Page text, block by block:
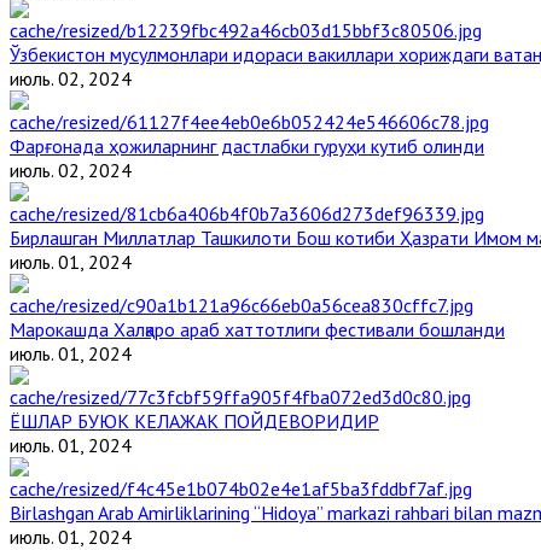
Ўзбекистон мусулмонлари идораси вакиллари хориждаги
июль. 02, 2024
Фарғонада ҳожиларнинг дастлабки гуруҳи кутиб олинди
июль. 02, 2024
Бирлашган Миллатлар Ташкилоти Бош котиби Ҳазрати Имом
июль. 01, 2024
Марокашда Халқаро араб хаттотлиги фестивали бошланди
июль. 01, 2024
ЁШЛАР БУЮК КЕЛАЖАК ПОЙДЕВОРИДИР
июль. 01, 2024
Birlashgan Arab Amirliklarining “Hidoya” markazi rahbari bilan
июль. 01, 2024